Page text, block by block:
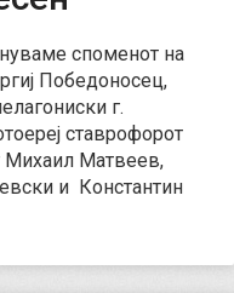
споменот на
Победоносец,
г.
ставрофорот
Михаил Матвеев,
и Константин